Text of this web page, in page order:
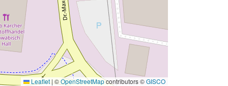
Leaflet|©OpenStreetMapcontributors ©GISCO